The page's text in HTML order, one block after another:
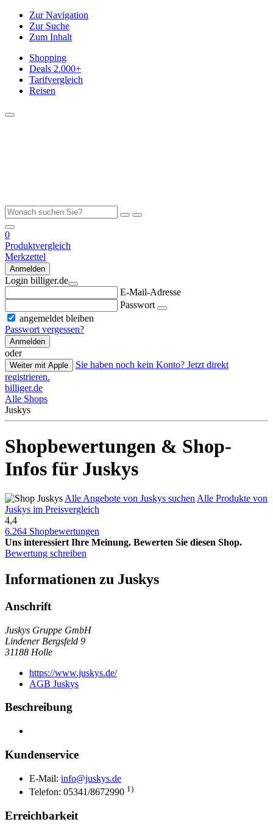
Zur Navigation
Zur Suche
Zum Inhalt
Shopping
Deals 2.000+
Tarifvergleich
Reisen
0
Produktvergleich
Merkzettel
Anmelden
Login billiger.de
E-Mail-Adresse
Passwort
angemeldet bleiben
Passwort vergessen?
Anmelden
oder
Weiter mit Apple
Sie haben noch kein Konto? Jetzt direkt
registrieren.
billiger.de
Alle Shops
Juskys
Shopbewertungen & Shop-
Infos für Juskys
Alle Angebote von Juskys suchen Alle Produkte von
Juskys im Preisvergleich
4,4
6.264 Shopbewertungen
Uns interessiert Ihre Meinung. Bewerten Sie diesen Shop.
Bewertung schreiben
Informationen zu Juskys
Anschrift
Juskys Gruppe GmbH
Lindener Bergsfeld 9
31188 Holle
https://www.juskys.de/
AGB Juskys
Beschreibung
Kundenservice
E-Mail: info@juskys.de
Telefon: 05341/8672990 1)
Erreichbarkeit